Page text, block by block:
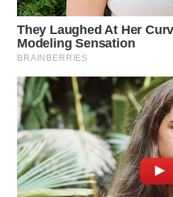
WN
SOLO
WN
BOROBUDUR
WN
MADURA
WN
SURABAYA